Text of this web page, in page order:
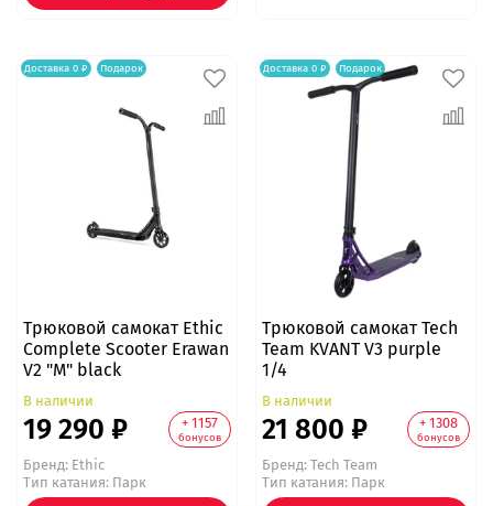
Доставка 0 ₽ Подарок
Трюковой самокат Ethic
Complete Scooter Erawan
V2 "M" black
В наличии
19 290 ₽ + 1157
бонусов
Бренд:Ethic
Тип катания: Парк
Доставка 0 ₽ Подарок
Трюковой самокат Tech
Team KVANT V3 purple
1/4
В наличии
21 800 ₽ + 1308
бонусов
Бренд:Tech Team
Тип катания: Парк